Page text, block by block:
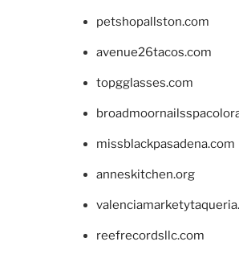
petshopallston.com
avenue26tacos.com
topgglasses.com
missblackpasadena.com
anneskitchen.org
reefrecordsllc.com